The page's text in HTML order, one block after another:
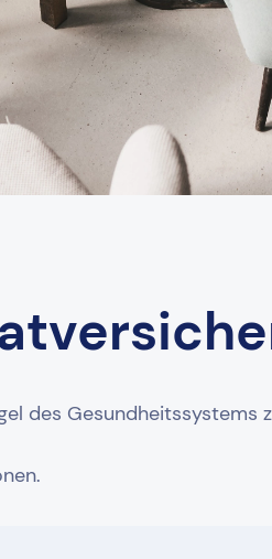
des Gesundheitssystems